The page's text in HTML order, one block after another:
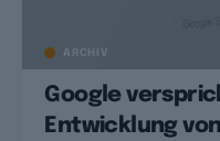
ARCHIV
Google
Entwicklung